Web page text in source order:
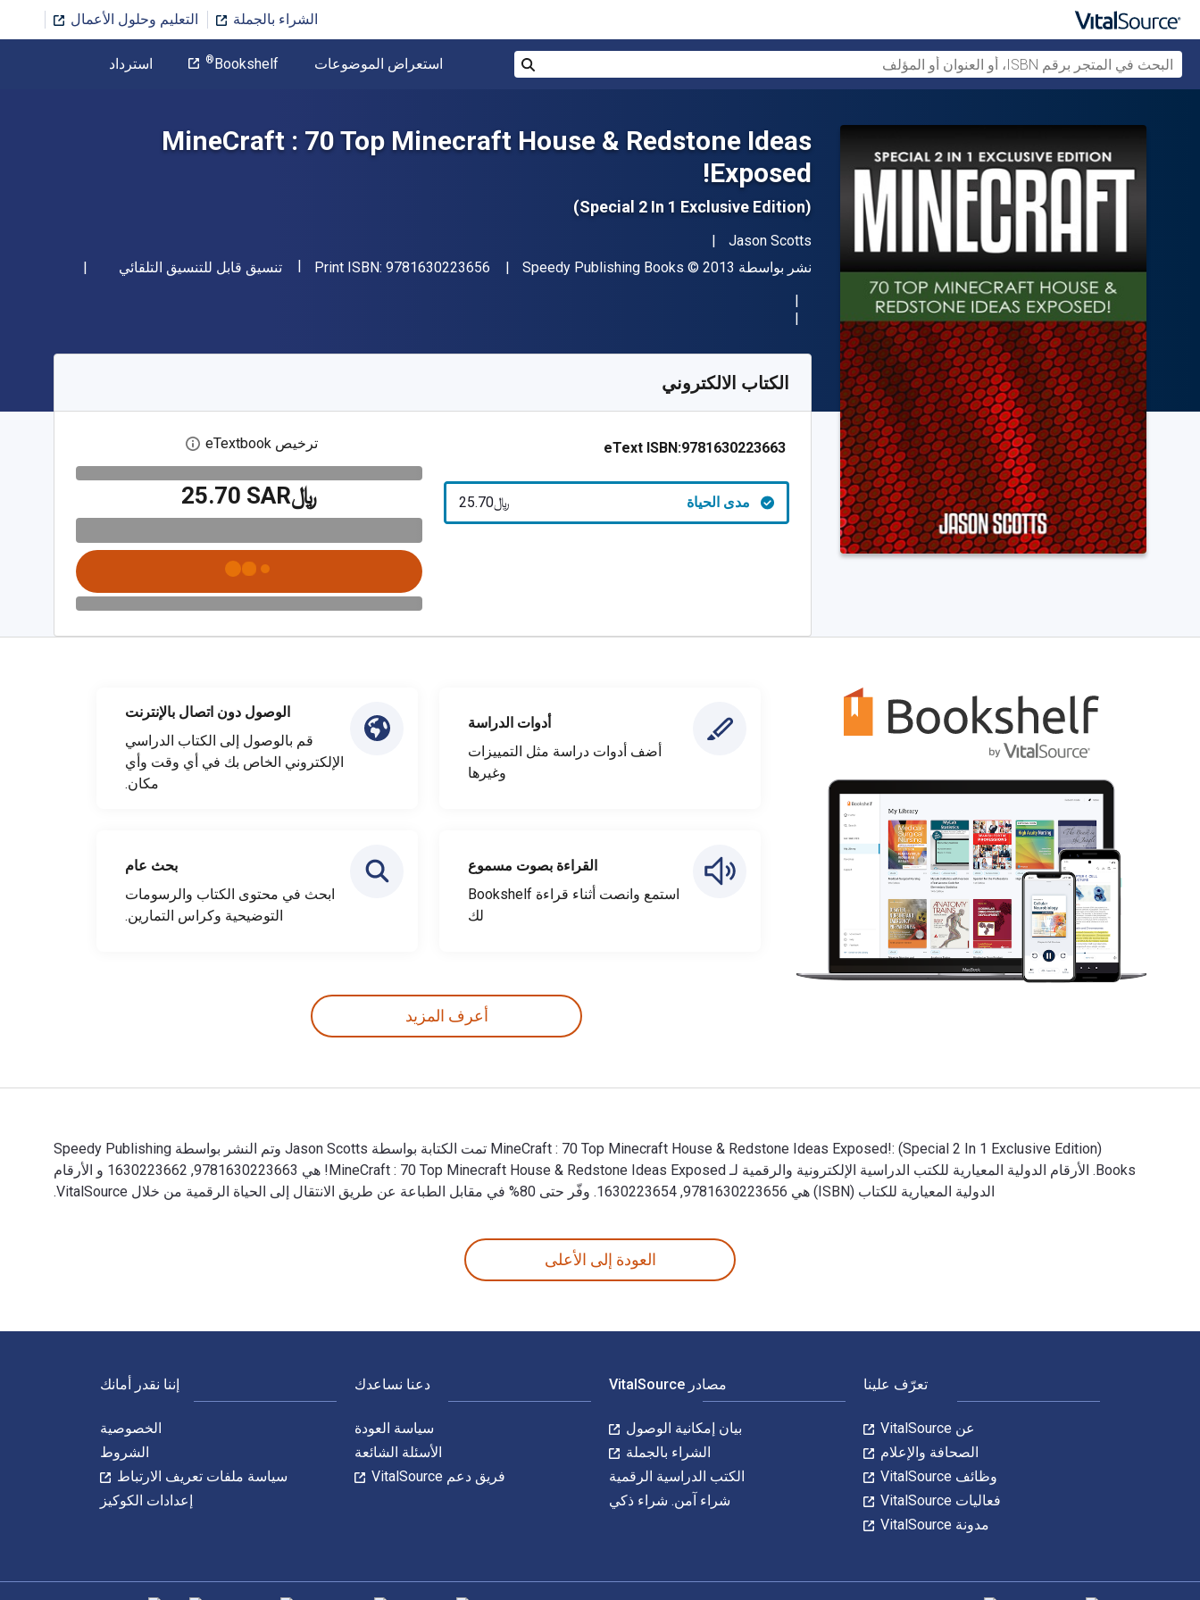
الشراء بالجملة التعليم وحلول الأعمال
البحث في المتجر برقم ISBN، أو العنوان أو المؤلفاستعراض الموضوعات Bookshelf
® استرداد
MineCraft : 70 Top Minecraft House & Redstone Ideas
Exposed!
(Special 2 In 1 Exclusive Edition)
المؤلف (المؤلفون)
Jason Scotts
الناشر
نشر بواسطة Speedy Publishing Books
حقوق الطبع والنشر © 2013
Print ISBN: 9781630223656 شكل
تنسيق قابل للتنسيق التلقائي
9781630223663
الكتاب الالكتروني
eText ISBN:9781630223663
مدى الحياة ﷼‎25.70
ترخيص eTextbook افتح مربع حوار الترخيص
﷼‎25.70 SAR
أدوات الدراسة
أضف أدوات دراسة مثل التمييزات
وغيرها
القراءة بصوت مسموع
استمع وانصت أثناء قراءة Bookshelf
لك
الوصول دون اتصال بالإنترنت
قم بالوصول إلى الكتاب الدراسي
الإلكتروني الخاص بك في أي وقت وأي
مكان.
بحث عام
ابحث في محتوى الكتاب والرسومات
التوضيحية وكراس التمارين.
أعرف المزيد
MineCraft : 70 Top Minecraft House & Redstone Ideas Exposed!: (Special 2 In 1 Exclusive Edition) تمت الكتابة بواسطة Jason Scotts وتم النشر بواسطة Speedy Publishing
Books. الأرقام الدولية المعيارية للكتب الدراسية الإلكترونية والرقمية لـ MineCraft : 70 Top Minecraft House & Redstone Ideas Exposed! هي 9781630223663, 1630223662 و الأرقام
الدولية المعيارية للكتاب (ISBN) هي 9781630223656, 1630223654. وفّر حتى 80% في مقابل الطباعة عن طريق الانتقال إلى الحياة الرقمية من خلال VitalSource.
العودة إلى الأعلى
تعرّف علينا
عن VitalSource
الصحافة والإعلام
وظائف VitalSource
فعاليات VitalSource
مدونة VitalSource
مصادر VitalSource
بيان إمكانية الوصول
الشراء بالجملة
الكتب الدراسية الرقمية
شراء آمن. شراء ذكي
دعنا نساعدك
سياسة العودة
الأسئلة الشائعة
فريق دعم VitalSource
إننا نقدر أمانك
الخصوصية
الشروط
سياسة ملفات تعريف الارتباط
إعدادات الكوكيز